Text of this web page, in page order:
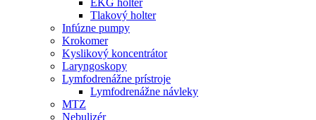
EKG holter
Tlakový holter
Infúzne pumpy
Krokomer
Kyslikový koncentrátor
Laryngoskopy
Lymfodrenážne prístroje
Lymfodrenážne návleky
MTZ
Nebulizér